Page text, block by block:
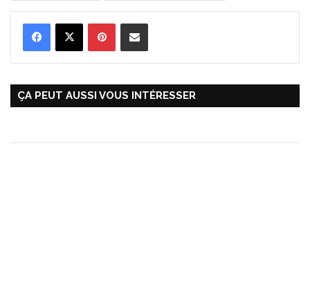
ÇA PEUT AUSSI VOUS INTÉRESSER